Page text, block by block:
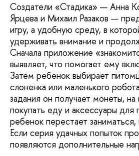
Создатели «Стадика» — Анна
Ярцева и Михаил Разаков —
игру, а удобную среду, в
удерживать внимание и
Сначала приложение
выявляет, что помогает ему
Затем ребенок выбирает
слоненка или маленького
задания он получает монеты,
покупать еду и аксессуары для
ребенок перестает
Если серия удачных попыток
появляются дополнительные